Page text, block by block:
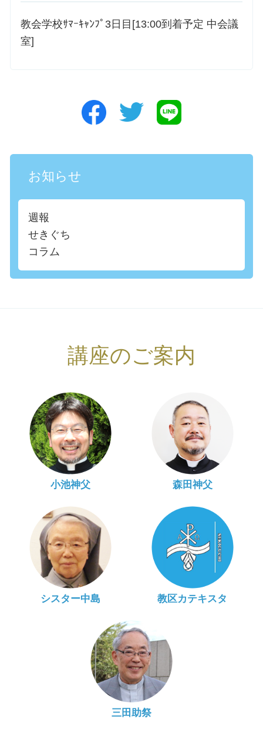
教会学校ｻﾏｰｷｬﾝﾌﾟ3日目[13:00到着予定 中会議
室]
お知らせ
週報
せきぐち
コラム
講座のご案内
小池神父 森田神父
シスター中島 教区カテキスタ
三田助祭